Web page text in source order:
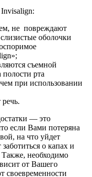
не повреждают
оболочки
съемной
рта
при использовании
— это
если Вами потеряна
на что уйдет
о капах и
Также, необходимо
от Вашего
своевременности